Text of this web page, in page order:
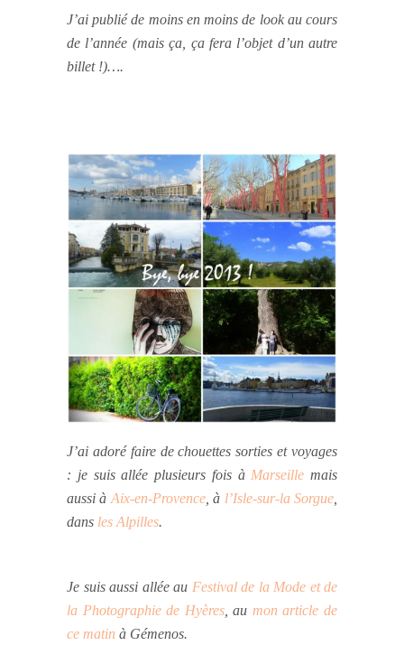
J’ai publié de moins en moins de look au cours
de l’année (mais ça, ça fera l’objet d’un autre
billet !)….
J’ai adoré faire de chouettes sorties et voyages
: je suis allée plusieurs fois à Marseille mais
aussi à Aix-en-Provence, à l’Isle-sur-la Sorgue
dans les Alpilles.
Je suis aussi allée au Festival de la Mode et de
la Photographie de Hyères, au mon article de
ce matin à Gémenos.